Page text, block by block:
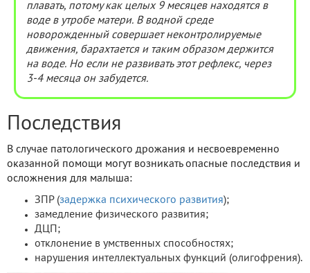
плавать, потому как целых 9 месяцев находятся в
воде в утробе матери. В водной среде
новорожденный совершает неконтролируемые
движения, барахтается и таким образом держится
на воде. Но если не развивать этот рефлекс, через
3-4 месяца он забудется.
Последствия
В случае патологического дрожания и несвоевременно
оказанной помощи могут возникать опасные последствия и
осложнения для малыша:
ЗПР (задержка психического развития);
замедление физического развития;
ДЦП;
отклонение в умственных способностях;
нарушения интеллектуальных функций (олигофрения).